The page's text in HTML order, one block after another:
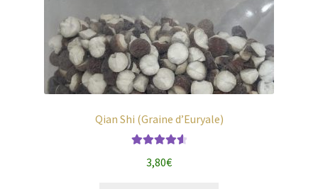
Qian Shi (Graine d’Euryale)
sur 5
3,80€